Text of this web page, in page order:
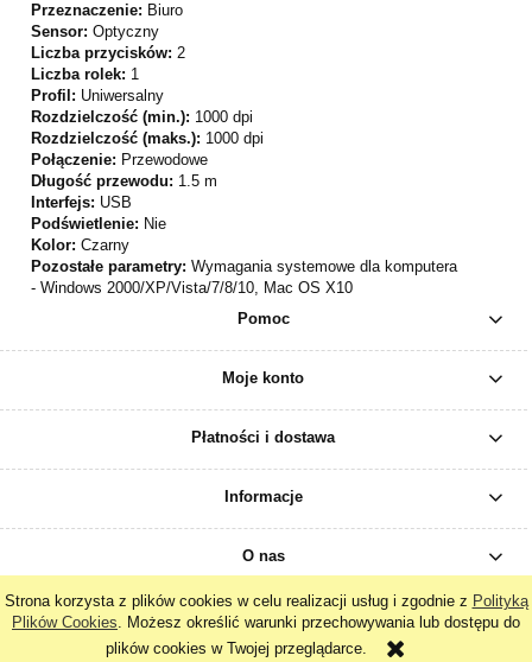
Strona korzysta z plików cookies w celu realizacji usług i zgodnie z Polityką
Plików Cookies. Możesz określić warunki przechowywania lub dostępu do
plików cookies w Twojej przeglądarce.
Przeznaczenie: Biuro
Sensor: Optyczny
Liczba przycisków: 2
Liczba rolek: 1
Profil: Uniwersalny
Rozdzielczość (min.): 1000 dpi
Rozdzielczość (maks.): 1000 dpi
Połączenie: Przewodowe
Długość przewodu: 1.5 m
Interfejs: USB
Podświetlenie: Nie
Kolor: Czarny
Pozostałe parametry: Wymagania systemowe dla komputera
- Windows 2000/XP/Vista/7/8/10, Mac OS X10
Pomoc
Moje konto
Płatności i dostawa
Informacje
O nas
pokaż pełną wersję strony
Sklep internetowy Shoper.pl